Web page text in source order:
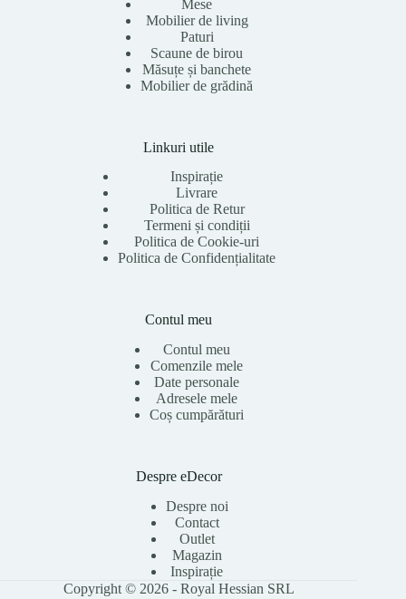
Mese
Mobilier de living
Paturi
Scaune de birou
Măsuțe și banchete
Mobilier de grădină
Linkuri utile
Inspirație
Livrare
Politica de Retur
Termeni și condiții
Politica de Cookie-uri
Politica de Confidențialitate
Contul meu
Contul meu
Comenzile mele
Date personale
Adresele mele
Coș cumpărături
Despre eDecor
Despre noi
Contact
Outlet
Magazin
Inspirație
Copyright © 2026 - Royal Hessian SRL